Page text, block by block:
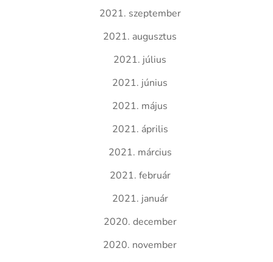
2021. szeptember
2021. augusztus
2021. július
2021. június
2021. május
2021. április
2021. március
2021. február
2021. január
2020. december
2020. november